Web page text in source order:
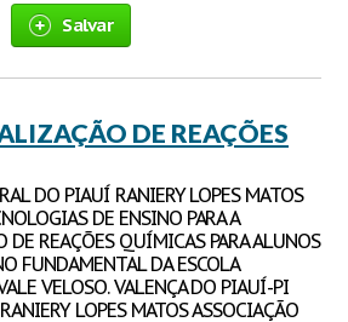
Salvar
DE REAÇÕES
DO PIAUÍ RANIERY LOPES MATOS
DE ENSINO PARA A
REAÇÕES QUÍMICAS PARA ALUNOS
FUNDAMENTAL DA ESCOLA
VELOSO. VALENÇA DO PIAUÍ-PI
RANIERY LOPES MATOS ASSOCIAÇÃO